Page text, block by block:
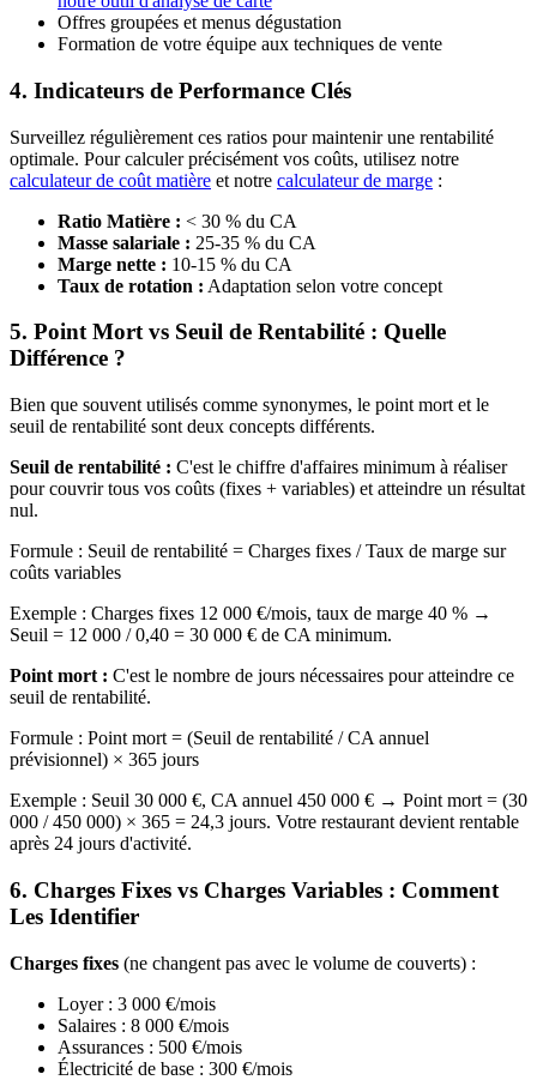
Offres groupées et menus dégustation
Formation de votre équipe aux techniques de vente
4. Indicateurs de Performance Clés
Surveillez régulièrement ces ratios pour maintenir une rentabilité
optimale. Pour calculer précisément vos coûts, utilisez notre
calculateur de coût matière et notre calculateur de marge :
Ratio Matière : < 30 % du CA
Masse salariale : 25-35 % du CA
Marge nette : 10-15 % du CA
Taux de rotation : Adaptation selon votre concept
5. Point Mort vs Seuil de Rentabilité : Quelle
Différence ?
Bien que souvent utilisés comme synonymes, le point mort et le
seuil de rentabilité sont deux concepts différents.
Seuil de rentabilité : C'est le chiffre d'affaires minimum à réaliser
pour couvrir tous vos coûts (fixes + variables) et atteindre un résultat
nul.
Formule : Seuil de rentabilité = Charges fixes / Taux de marge sur
coûts variables
Exemple : Charges fixes 12 000 €/mois, taux de marge 40 % →
Seuil = 12 000 / 0,40 = 30 000 € de CA minimum.
Point mort : C'est le nombre de jours nécessaires pour atteindre ce
seuil de rentabilité.
Formule : Point mort = (Seuil de rentabilité / CA annuel
prévisionnel) × 365 jours
Exemple : Seuil 30 000 €, CA annuel 450 000 € → Point mort = (30
000 / 450 000) × 365 = 24,3 jours. Votre restaurant devient rentable
après 24 jours d'activité.
6. Charges Fixes vs Charges Variables : Comment
Les Identifier
Charges fixes (ne changent pas avec le volume de couverts) :
Loyer : 3 000 €/mois
Salaires : 8 000 €/mois
Assurances : 500 €/mois
Électricité de base : 300 €/mois